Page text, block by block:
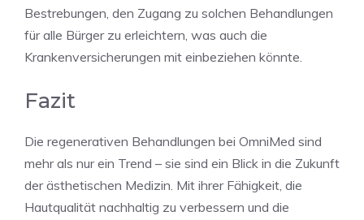
Bestrebungen, den Zugang zu solchen Behandlungen
für alle Bürger zu erleichtern, was auch die
Krankenversicherungen mit einbeziehen könnte.
Fazit
Die regenerativen Behandlungen bei OmniMed sind
mehr als nur ein Trend – sie sind ein Blick in die Zukunft
der ästhetischen Medizin. Mit ihrer Fähigkeit, die
Hautqualität nachhaltig zu verbessern und die